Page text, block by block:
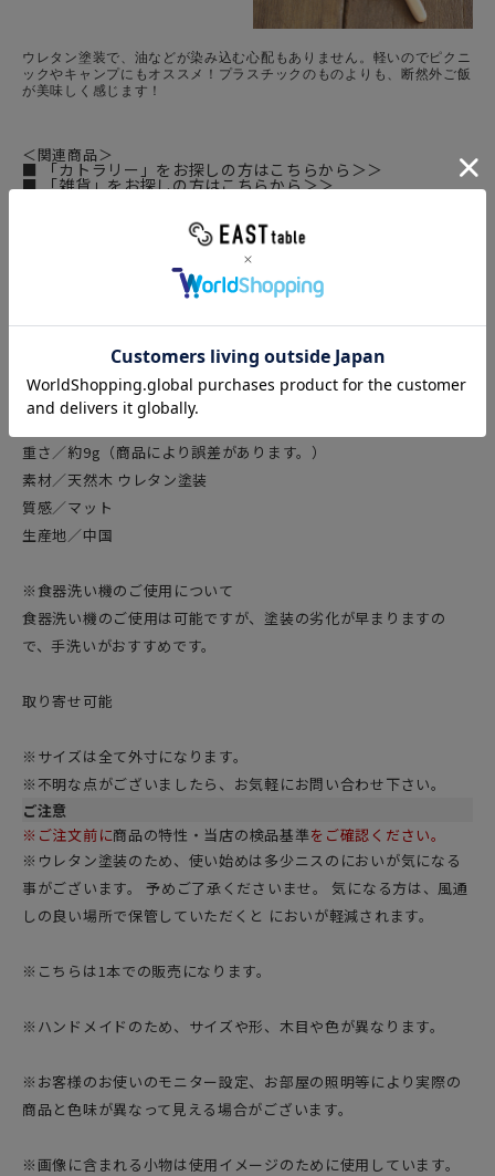
ウレタン塗装で、油などが染み込む心配もありません。軽いのでピクニ
ックやキャンプにもオススメ！プラスチックのものよりも、断然外ご飯
が美味しく感じます！
＜関連商品＞
■ 「カトラリー」をお探しの方はこちらから＞＞
■ 「雑貨」をお探しの方はこちらから＞＞
パスタ、サラダなどにちょうど良い万能サイズ『ディナーフォー
ク』です。温かみのある木製カトラリーは、気軽にカフェ気分を
な事が特徴です。
サイズ／長さ 19.3cm
すくう部分の幅 2.7cm
重さ／約9g（商品により誤差があります。）
素材／天然木 ウレタン塗装
質感／マット
生産地／中国
※食器洗い機のご使用について
食器洗い機のご使用は可能ですが、塗装の劣化が早まりますの
で、手洗いがおすすめです。
取り寄せ可能
※サイズは全て外寸になります。
※不明な点がございましたら、お気軽にお問い合わせ下さい。
ご注意
※ご注文前に商品の特性・当店の検品基準をご確認ください。
※ウレタン塗装のため、使い始めは多少ニスのにおいが気になる
事がございます。 予めご了承くださいませ。 気になる方は、風通
しの良い場所で保管していただくと においが軽減されます。
※こちらは1本での販売になります。
※ハンドメイドのため、サイズや形、木目や色が異なります。
※お客様のお使いのモニター設定、お部屋の照明等により実際の
商品と色味が異なって見える場合がございます。
※画像に含まれる小物は使用イメージのために使用しています。